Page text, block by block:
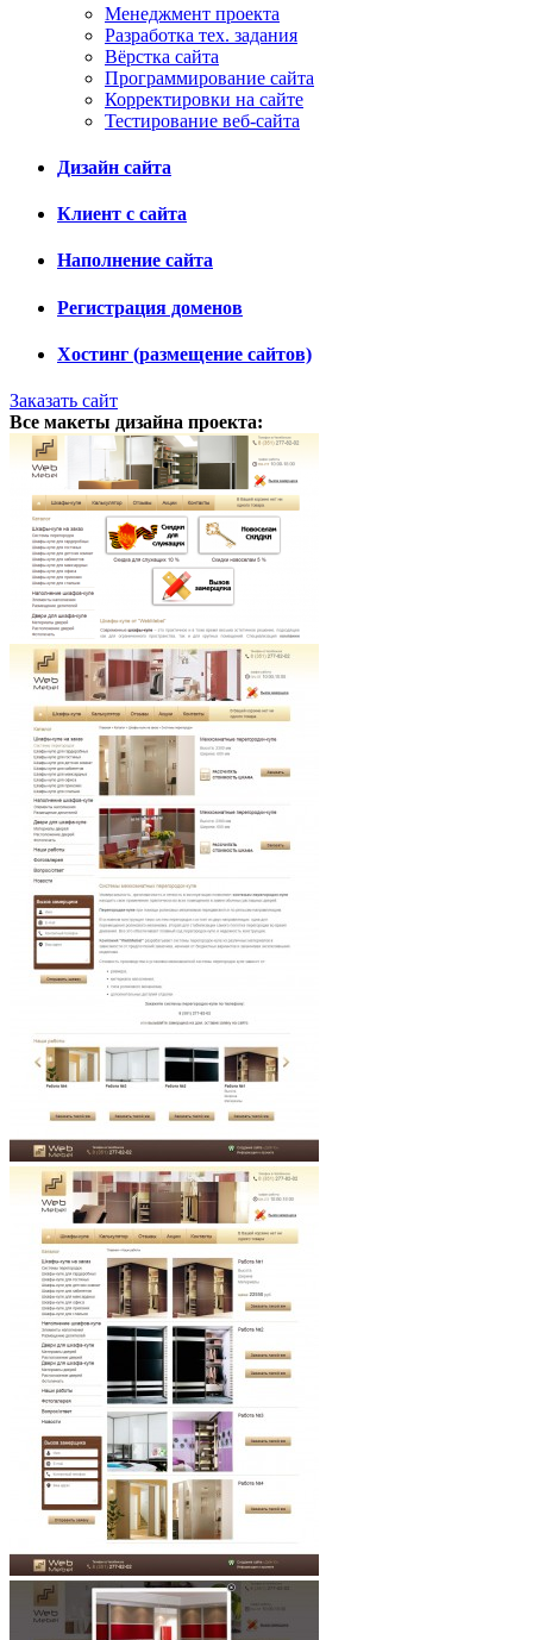
Менеджмент проекта
Разработка тех. задания
Вёрстка сайта
Программирование сайта
Корректировки на сайте
Тестирование веб-сайта
Дизайн сайта
Клиент с сайта
Наполнение сайта
Регистрация доменов
Хостинг (размещение сайтов)
Заказать сайт
Все макеты дизайна проекта: